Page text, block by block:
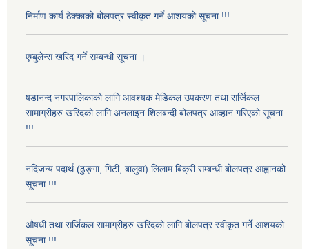
निर्माण कार्य ठेक्काको बोलपत्र स्वीकृत गर्ने आशयको सूचना !!!
एम्बुलेन्स खरिद गर्ने सम्बन्धी सूचना ।
षडानन्द नगरपालिकाको लागि आवश्यक मेडिकल उपकरण तथा सर्जिकल
सामाग्रीहरु खरिदको लागि अनलाइन शिलबन्दी बोलपत्र आव्हान गरिएको सूचना
!!!
नदिजन्य पदार्थ (ढुङ्गा, गिटी, बालुवा) लिलाम बिक्री सम्बन्धी बोलपत्र आह्वानको
सूचना !!!
औषधी तथा सर्जिकल सामाग्रीहरु खरिदको लागि बोलपत्र स्वीकृत गर्ने आशयको
सूचना !!!